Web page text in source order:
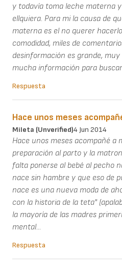
y todavía toma leche materna
ellquiera. Para mi la causa de
materna es el no querer
comodidad, miles de
desinformación es grande,
mucha información para
Respuesta
Hace unos meses
Mileta (unverified)4 Jun 2014
Hace unos meses acompañé a
preparación al parto y la
falta ponerse al bebé al pecho
nace sin hambre y que eso de
nace es una nueva moda de
con la historia de la teta"
la mayoría de las madres
mental...
Respuesta